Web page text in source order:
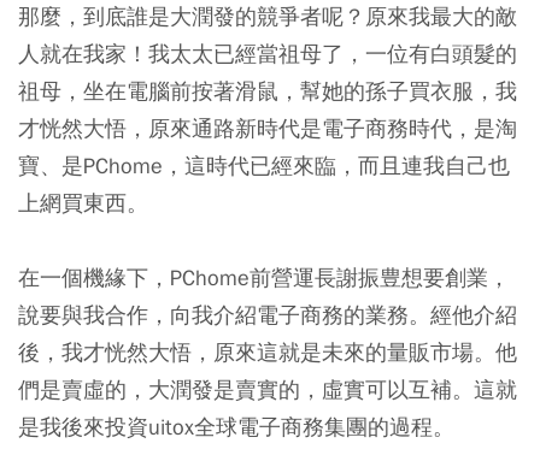
那麼，到底誰是大潤發的競爭者呢？原來我最大的敵
人就在我家！我太太已經當祖母了，一位有白頭髮的
祖母，坐在電腦前按著滑鼠，幫她的孫子買衣服，我
才恍然大悟，原來通路新時代是電子商務時代，是淘
寶、是PChome，這時代已經來臨，而且連我自己也
上網買東西。
在一個機緣下，PChome前營運長謝振豊想要創業，
說要與我合作，向我介紹電子商務的業務。經他介紹
後，我才恍然大悟，原來這就是未來的量販市場。他
們是賣虛的，大潤發是賣實的，虛實可以互補。這就
是我後來投資uitox全球電子商務集團的過程。